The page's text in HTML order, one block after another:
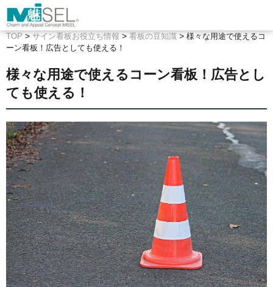
TOP>サイン看板お役立ち情報>看板の豆知識>様々な用途で使えるコ
ーン看板！広告としても使える！
様々な用途で使えるコーン看板！広告とし
ても使える！